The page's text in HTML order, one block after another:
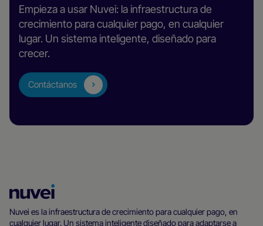
Empieza a usar Nuvei: la infraestructura de
crecimiento para cualquier pago, en cualquier
lugar. Un sistema inteligente, diseñado para
crecer.
Contáctanos
principal
Nuvei es la infraestructura de crecimiento para cualquier pago, en
cualquier lugar. Un sistema inteligente diseñado para adaptarse a